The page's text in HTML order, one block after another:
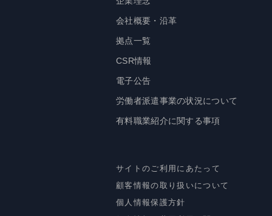
会社概要・沿革
拠点一覧
CSR情報
電子公告
労働者派遣事業の状況について
有料職業紹介に関する事項
サイトのご利用にあたって
顧客情報の取り扱いについて
個人情報保護方針